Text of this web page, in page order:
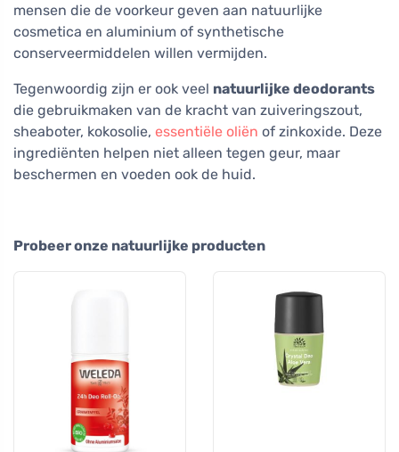
mensen die de voorkeur geven aan natuurlijke
cosmetica en aluminium of synthetische
conserveermiddelen willen vermijden.
Tegenwoordig zijn er ook veel natuurlijke deodorants
die gebruikmaken van de kracht van zuiveringszout,
sheaboter, kokosolie, essentiële oliën of zinkoxide. Deze
ingrediënten helpen niet alleen tegen geur, maar
beschermen en voeden ook de huid.
Probeer onze natuurlijke producten